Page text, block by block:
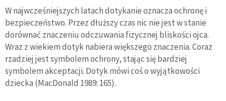
W najwcześniejszych latach dotykanie oznacza ochronę i
bezpieczeństwo. Przez dłuższy czas nic nie jest w stanie
dorównać znaczeniu odczuwania fizycznej bliskości ojca.
Wraz z wiekiem dotyk nabiera większego znaczenia. Coraz
rzadziej jest symbolem ochrony, stając się bardziej
symbolem akceptacji. Dotyk mówi coś o wyjątkowości
dziecka (MacDonald 1989: 165).